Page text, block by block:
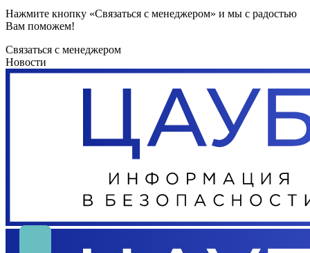
Нажмите кнопку «Связаться с менеджером» и мы с радостью
Вам поможем!
Связаться с менеджером
Новости